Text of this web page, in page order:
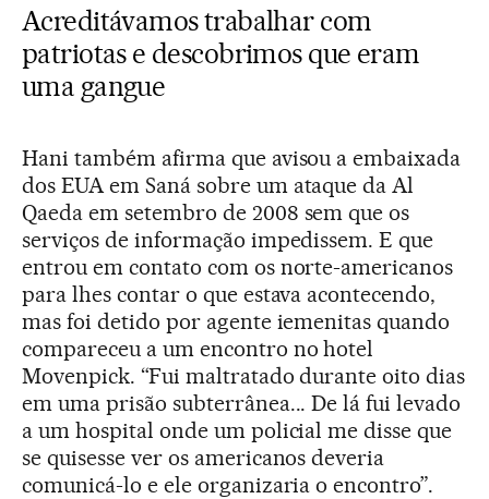
Acreditávamos trabalhar com
patriotas e descobrimos que eram
uma gangue
Hani também afirma que avisou a embaixada
dos EUA em Saná sobre um ataque da Al
Qaeda em setembro de 2008 sem que os
serviços de informação impedissem. E que
entrou em contato com os norte-americanos
para lhes contar o que estava acontecendo,
mas foi detido por agente iemenitas quando
compareceu a um encontro no hotel
Movenpick. “Fui maltratado durante oito dias
em uma prisão subterrânea... De lá fui levado
a um hospital onde um policial me disse que
se quisesse ver os americanos deveria
comunicá-lo e ele organizaria o encontro”.